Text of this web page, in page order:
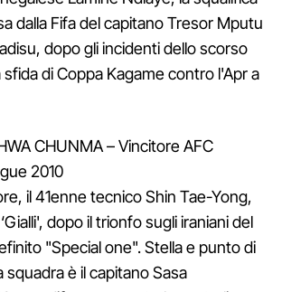
dalla Fifa del capitano Tresor Mputu
dopo gli incidenti dello scorso
di Coppa Kagame contro l'Apr a
CHUNMA – Vincitore AFC
2010
il 41enne tecnico Shin Tae-Yong,
dopo il trionfo sugli iraniani del
"Special one". Stella e punto di
squadra è il capitano Sasa